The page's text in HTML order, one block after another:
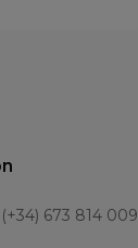
(+34) 673 814 009